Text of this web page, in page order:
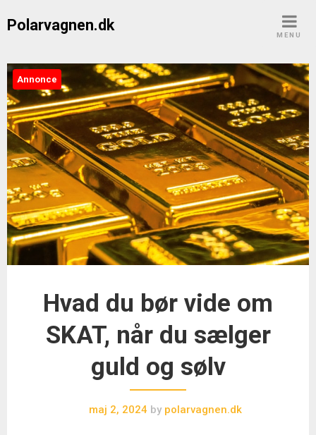
Polarvagnen.dk
MENU
Annonce
Hvad du bør vide om
SKAT, når du sælger
guld og sølv
maj 2, 2024 bypolarvagnen.dk